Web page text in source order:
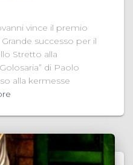
vince il premio
Grande successo per il
Stretto alla
di Paolo
alla kermesse